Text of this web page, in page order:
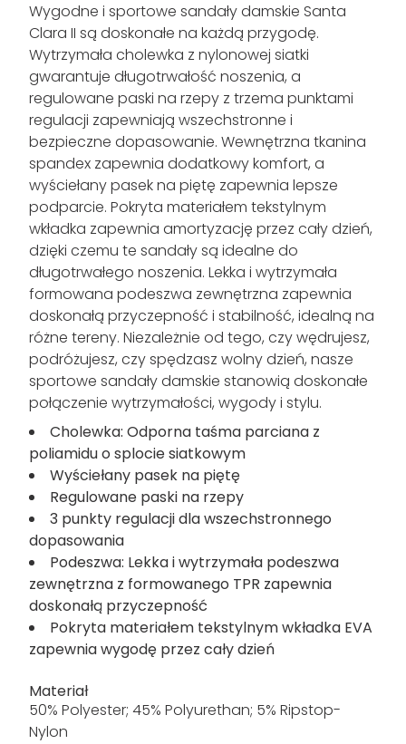
Wygodne i sportowe sandały damskie Santa
Clara II są doskonałe na każdą przygodę.
Wytrzymała cholewka z nylonowej siatki
gwarantuje długotrwałość noszenia, a
regulowane paski na rzepy z trzema punktami
regulacji zapewniają wszechstronne i
bezpieczne dopasowanie. Wewnętrzna tkanina
spandex zapewnia dodatkowy komfort, a
wyściełany pasek na piętę zapewnia lepsze
podparcie. Pokryta materiałem tekstylnym
wkładka zapewnia amortyzację przez cały dzień,
dzięki czemu te sandały są idealne do
długotrwałego noszenia. Lekka i wytrzymała
formowana podeszwa zewnętrzna zapewnia
doskonałą przyczepność i stabilność, idealną na
różne tereny. Niezależnie od tego, czy wędrujesz,
podróżujesz, czy spędzasz wolny dzień, nasze
sportowe sandały damskie stanowią doskonałe
połączenie wytrzymałości, wygody i stylu.
Cholewka: Odporna taśma parciana z
poliamidu o splocie siatkowym
Wyściełany pasek na piętę
Regulowane paski na rzepy
3 punkty regulacji dla wszechstronnego
dopasowania
Podeszwa: Lekka i wytrzymała podeszwa
zewnętrzna z formowanego TPR zapewnia
doskonałą przyczepność
Pokryta materiałem tekstylnym wkładka EVA
zapewnia wygodę przez cały dzień
Materiał
50% Polyester; 45% Polyurethan; 5% Ripstop-
Nylon